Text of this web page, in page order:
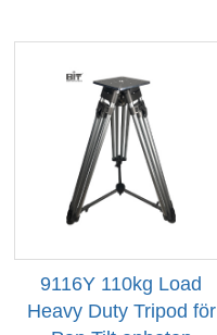
9116Y 110kg Load
Heavy Duty Tripod för